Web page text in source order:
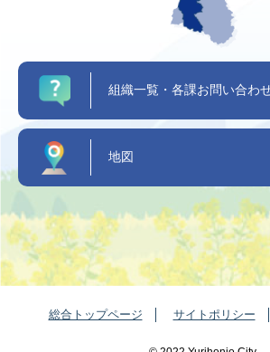
組織一覧・各課お問い合わ
地図
総合トップページ サイトポリシー